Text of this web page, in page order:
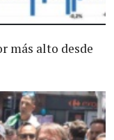
más alto desde